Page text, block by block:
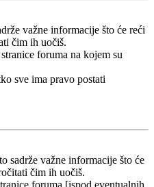
važne informacije što će reći
čim ih uočiš.
foruma na kojem su
sve ima pravo postati
sadrže važne informacije što će
čim ih uočiš.
foruma [ispod eventualnih